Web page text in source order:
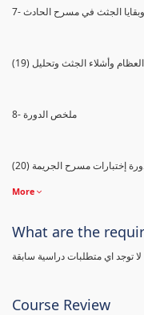
وبقايا الجثث في مسرح الحادث
8- ملخص الدورة
دورة إختبارات مسرح الجريمة
More
What are the
لا توجد اي متطلبات دراسية سابقة
Course Review